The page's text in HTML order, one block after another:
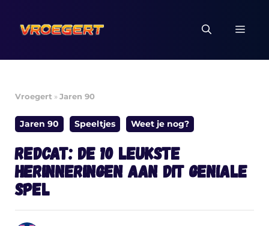
naar
inhoud
Vroegert »Jaren 90
Jaren 90 Speeltjes Weet je nog?
Redcat: de 10 leukste
herinneringen aan dit geniale
spel